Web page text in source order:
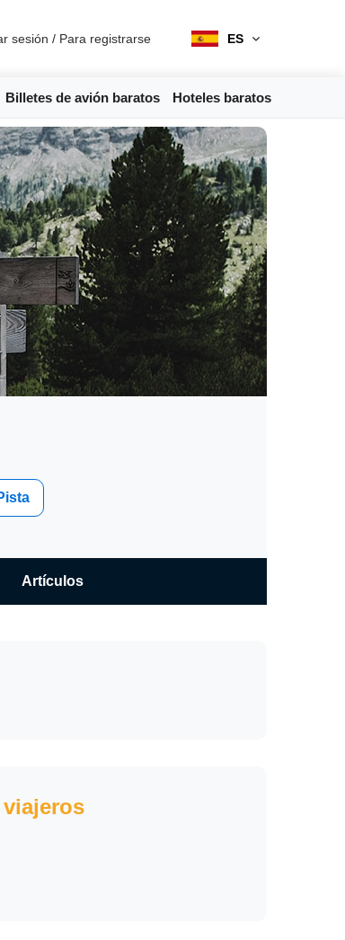
sesión / Para registrarse ES
Billetes de avión baratos Hoteles baratos
Artículos
viajeros